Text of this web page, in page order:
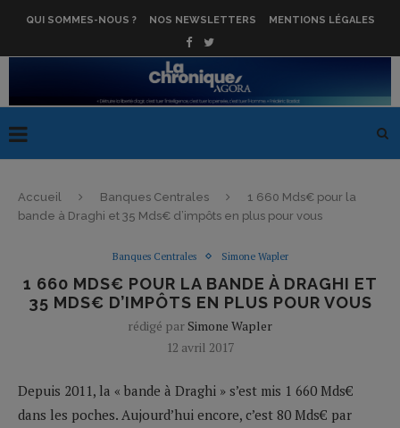
QUI SOMMES-NOUS ? NOS NEWSLETTERS MENTIONS LÉGALES
Accueil Banques Centrales
1 660 Mds€ pour la
bande à Draghi et 35 Mds€ d’impôts en plus pour vous
Banques Centrales Simone Wapler
1 660 MDS€ POUR LA BANDE À DRAGHI ET
35 MDS€ D’IMPÔTS EN PLUS POUR VOUS
rédigé par Simone Wapler
12 avril 2017
Depuis 2011, la « bande à Draghi » s’est mis 1 660 Mds€
dans les poches. Aujourd’hui encore, c’est 80 Mds€ par